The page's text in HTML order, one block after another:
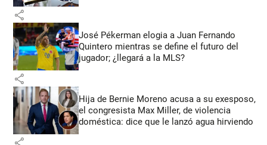
share
José Pékerman elogia a Juan Fernando
Quintero mientras se define el futuro del
jugador; ¿llegará a la MLS?
share
Hija de Bernie Moreno acusa a su exesposo,
el congresista Max Miller, de violencia
doméstica: dice que le lanzó agua hirviendo